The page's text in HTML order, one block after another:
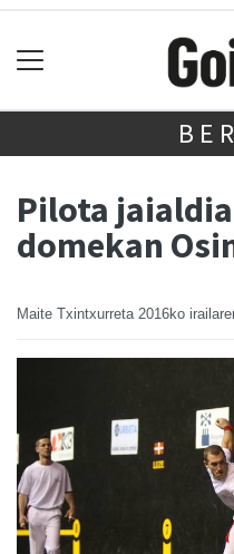
Pilota
domekan
Maite Txintxurreta 2016ko